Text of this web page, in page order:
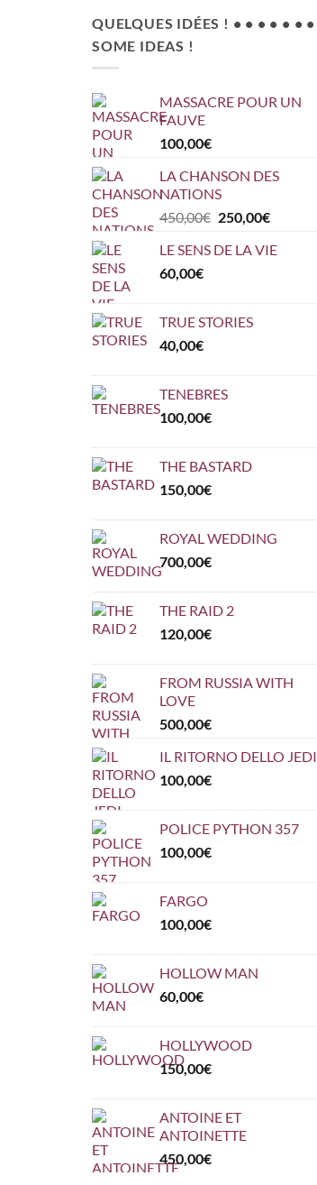
QUELQUES IDÉES ! • • • • • • •
SOME IDEAS !
MASSACRE POUR UN
FAUVE
100,00€
LA CHANSON DES
NATIONS
450,00€ Le
initial
250,00€Le
actuel
LE SENS DE LA VIE
60,00€
TRUE STORIES
40,00€
TENEBRES
100,00€
THE BASTARD
150,00€
ROYAL WEDDING
700,00€
THE RAID 2
120,00€
FROM RUSSIA WITH
LOVE
500,00€
IL RITORNO DELLO JEDI
100,00€
POLICE PYTHON 357
100,00€
FARGO
100,00€
HOLLOW MAN
60,00€
HOLLYWOOD
150,00€
ANTOINE ET
ANTOINETTE
450,00€